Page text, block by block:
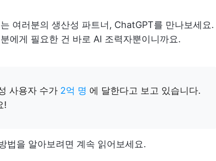
여러분의 생산성 파트너, ChatGPT를 만나보세요.
에게 필요한 건 바로 AI 조력자뿐이니까요.
사용자 수가 2억 명 에 달한다고 보고 있습니다.
!
법을 알아보려면 계속 읽어보세요.